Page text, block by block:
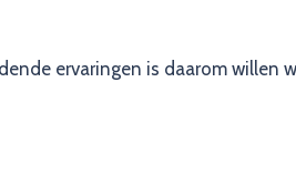
ervaringen is daarom willen